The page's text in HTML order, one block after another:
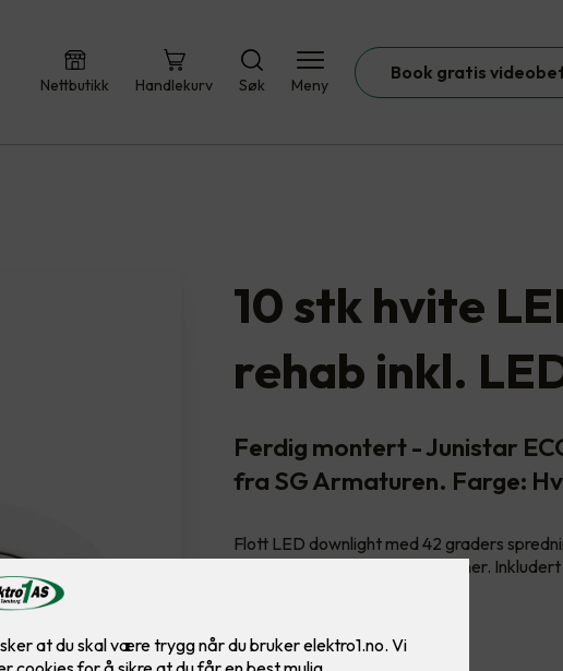
Nettbutikk Handlekurv Søk Meny
Book gratis
10 stk hvite
rehab inkl.
Ferdig montert - Junistar
fra SG Armaturen. Farge:
Flott LED downlight med 42 graders
innendørs bruke, inkl. LED dimmer.